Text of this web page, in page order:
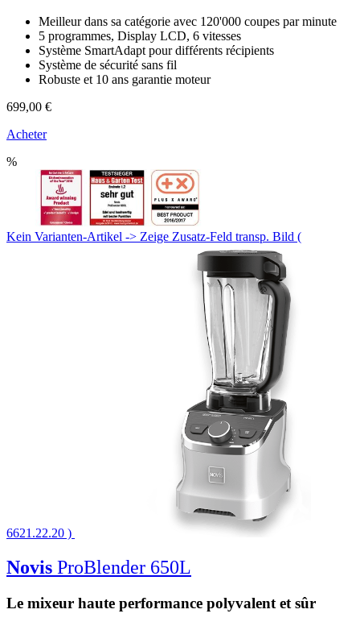
Meilleur dans sa catégorie avec 120'000 coupes par minute
5 programmes, Display LCD, 6 vitesses
Système SmartAdapt pour différents récipients
Système de sécurité sans fil
Robuste et 10 ans garantie moteur
699,00 €
Acheter
%
Kein Varianten-Artikel -> Zeige Zusatz-Feld transp. Bild (
6621.22.20 )
Novis ProBlender 650L
Le mixeur haute performance polyvalent et sûr